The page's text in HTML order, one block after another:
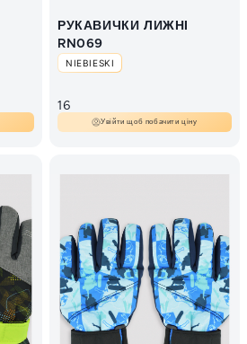
РУКАВИЧКИ ЛИЖНІ
RN069
NIEBIESKI
16
Увійти щоб побачити ціну